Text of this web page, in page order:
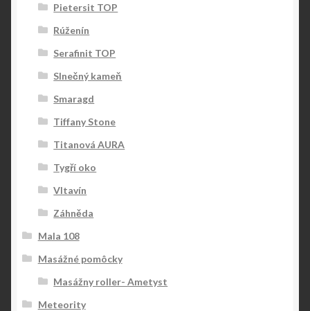
Pietersit TOP
Rúženín
Serafinit TOP
Slnečný kameň
Smaragd
Tiffany Stone
Titanová AURA
Tygří oko
Vltavín
Záhněda
Mala 108
Masážné pomôcky
Masážny roller- Ametyst
Meteority